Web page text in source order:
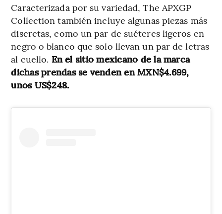
Caracterizada por su variedad, The APXGP
Collection también incluye algunas piezas más
discretas, como un par de suéteres ligeros en
negro o blanco que solo llevan un par de letras
al cuello. En el sitio mexicano de la marca
dichas prendas se venden en MXN$4.699,
unos US$248.